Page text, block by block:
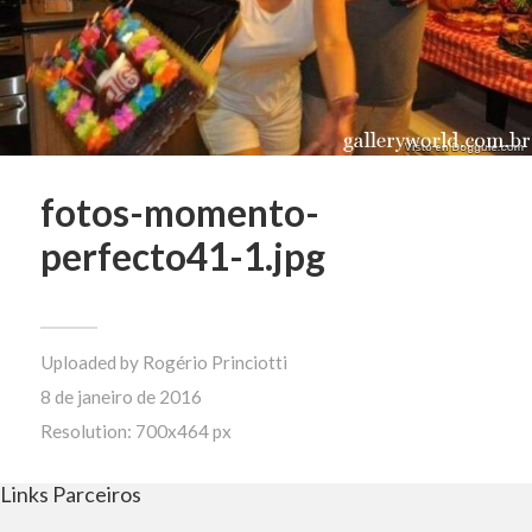
fotos-momento-
perfecto41-1.jpg
Uploaded by Rogério Princiotti
8 de janeiro de 2016
Resolution: 700x464 px
Links Parceiros